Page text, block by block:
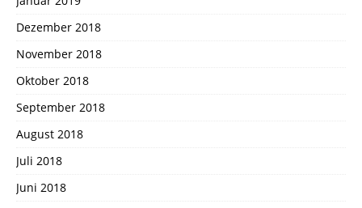
Dezember 2018
November 2018
Oktober 2018
September 2018
August 2018
Juli 2018
Juni 2018